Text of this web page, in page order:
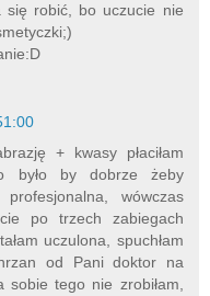
się robić, bo uczucie nie
+ kwasy płaciłam
było by dobrze żeby
wówczas
po trzech zabiegach
uczulona, spuchłam
od Pani doktor na
tego nie zrobiłam,